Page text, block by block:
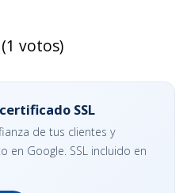
votos)
SSL
de tus clientes y
en Google. SSL incluido en